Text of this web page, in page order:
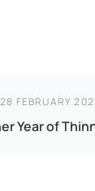
28 FEBRUARY
Year of